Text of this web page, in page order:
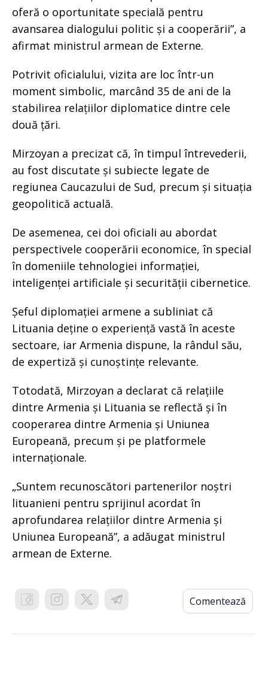
oferă o oportunitate specială pentru
avansarea dialogului politic și a cooperării”, a
afirmat ministrul armean de Externe.
Potrivit oficialului, vizita are loc într-un
moment simbolic, marcând 35 de ani de la
stabilirea relațiilor diplomatice dintre cele
două țări.
Mirzoyan a precizat că, în timpul întrevederii,
au fost discutate și subiecte legate de
regiunea Caucazului de Sud, precum și situația
geopolitică actuală.
De asemenea, cei doi oficiali au abordat
perspectivele cooperării economice, în special
în domeniile tehnologiei informației,
inteligenței artificiale și securității cibernetice.
Șeful diplomației armene a subliniat că
Lituania deține o experiență vastă în aceste
sectoare, iar Armenia dispune, la rândul său,
de expertiză și cunoștințe relevante.
Totodată, Mirzoyan a declarat că relațiile
dintre Armenia și Lituania se reflectă și în
cooperarea dintre Armenia și Uniunea
Europeană, precum și pe platformele
internaționale.
„Suntem recunoscători partenerilor noștri
lituanieni pentru sprijinul acordat în
aprofundarea relațiilor dintre Armenia și
Uniunea Europeană”, a adăugat ministrul
armean de Externe.
Comentează